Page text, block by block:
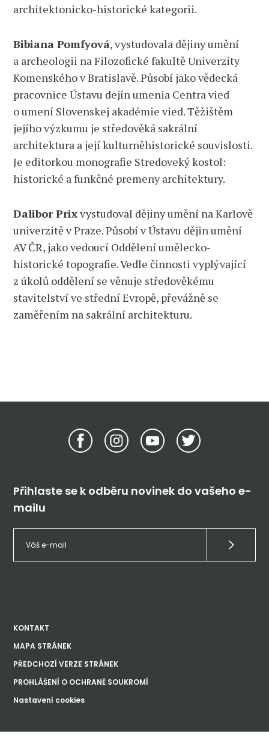
architektonicko-historické kategorii.
Bibiana Pomfyová, vystudovala dějiny umění
a archeologii na Filozofické fakultě Univerzity
Komenského v Bratislavě. Působí jako vědecká
pracovnice Ústavu dejín umenia Centra vied
o umení Slovenskej akadémie vied. Těžištěm
jejího výzkumu je středověká sakrální
architektura a její kulturněhistorické souvislosti.
Je editorkou monografie Stredoveký kostol:
historické a funkčné premeny architektury.
Dalibor Prixvystudoval dějiny umění na Karlově
univerzitě v Praze. Působí v Ústavu dějin umění
AV ČR, jako vedoucí Oddělení umělecko-
historické topografie. Vedle činnosti vyplývající
z úkolů oddělení se věnuje středověkému
stavitelství ve střední Evropě, převážně se
zaměřením na sakrální architekturu.
Přihlaste se k odběru novinek do vašeho e-
mailu
KONTAKT
MAPA STRÁNEK
PŘEDCHOZÍ VERZE STRÁNEK
PROHLÁŠENÍ O OCHRANĚ SOUKROMÍ
Nastavení cookies